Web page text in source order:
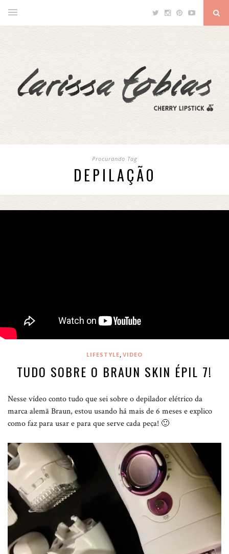
Procurando Tag
DEPILAÇÃO
LIFESTYLE, VIDEO
TUDO SOBRE O BRAUN SKIN ÉPIL 7!
Nesse vídeo conto tudo que sei sobre o depilador elétrico da
marca alemã Braun, estou usando há mais de 6 meses e explico
como faz para usar e para que serve cada peça! 🙂